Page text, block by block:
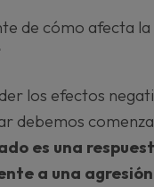
de cómo afecta
los efectos
debemos
es una
a una agresión